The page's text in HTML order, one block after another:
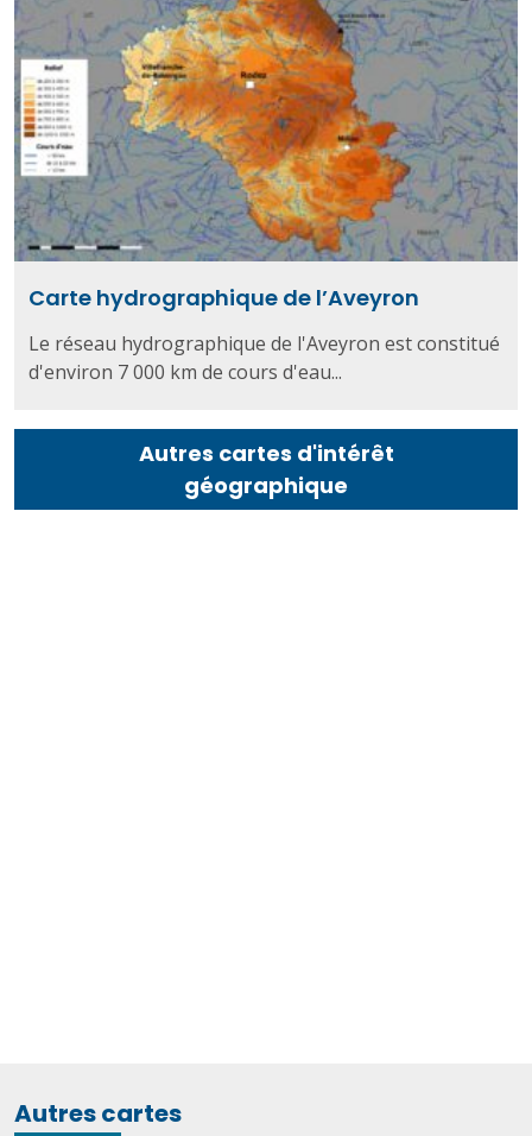
Carte hydrographique de l’Aveyron
Le réseau hydrographique de l'Aveyron est constitué
d'environ 7 000 km de cours d'eau...
Autres cartes d'intérêt
géographique
Autres cartes